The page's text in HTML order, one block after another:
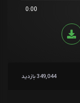
0:00
349,044 بازدید